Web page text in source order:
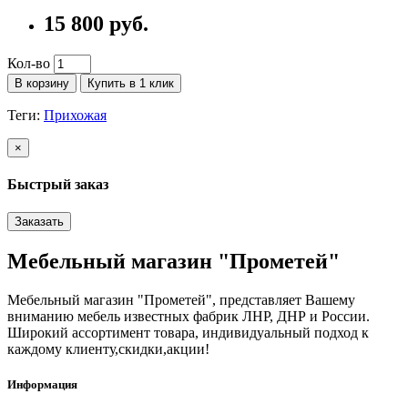
15 800 руб.
Кол-во
В корзину Купить в 1 клик
Теги: Прихожая
×
Быстрый заказ
Заказать
Мебельный магазин "Прометей"
Мебельный магазин "Прометей", представляет Вашему
вниманию мебель известных фабрик ЛНР, ДНР и России.
Широкий ассортимент товара, индивидуальный подход к
каждому клиенту,скидки,акции!
Информация